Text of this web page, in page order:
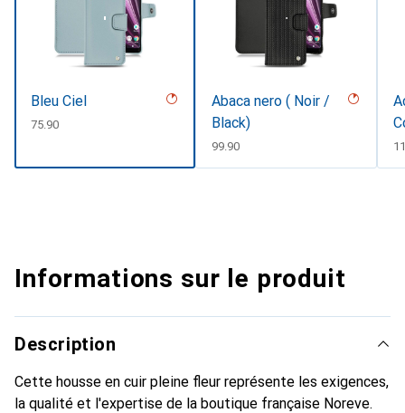
Bleu Ciel
CHF
75.90
Abaca nero ( Noir /
Black)
CHF
99.90
Informations sur le produit
Description
Cette housse en cuir pleine fleur représente les exigences,
la qualité et l'expertise de la boutique française Noreve.